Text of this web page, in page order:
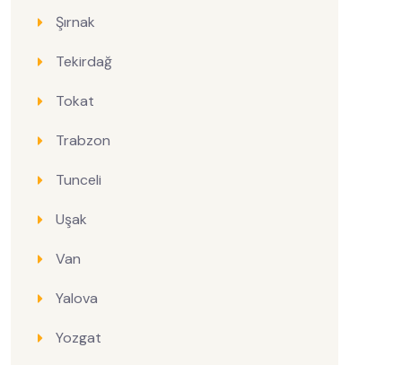
Şırnak
Tekirdağ
Tokat
Trabzon
Tunceli
Uşak
Van
Yalova
Yozgat